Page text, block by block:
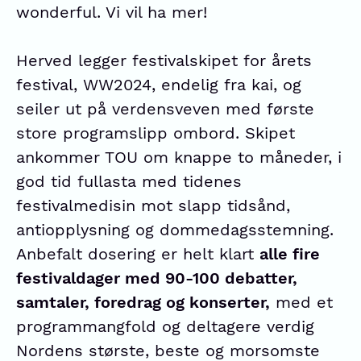
wonderful. Vi vil ha mer!
Herved legger festivalskipet for årets
festival, WW2024, endelig fra kai, og
seiler ut på verdensveven med første
store programslipp ombord. Skipet
ankommer TOU om knappe to måneder, i
god tid fullasta med tidenes
festivalmedisin mot slapp tidsånd,
antiopplysning og dommedagsstemning.
Anbefalt dosering er helt klart alle fire
festivaldager med 90-100 debatter,
samtaler, foredrag og konserter, med et
programmangfold og deltagere verdig
Nordens største, beste og morsomste